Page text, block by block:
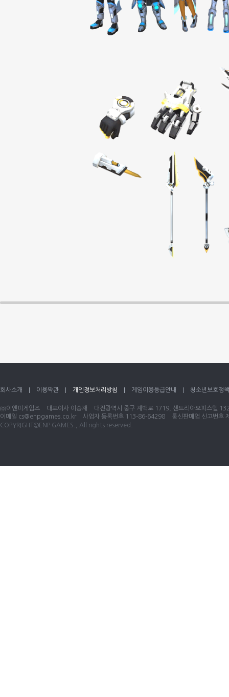
회사소개 이용약관 개인정보처리방침 게임이용등급안내 청소년보호정책
㈜이엔피게임즈 대표이사 이승재
대전광역시 중구 계백로 1719, 센트리아오피스텔
이메일 cs@enpgames.co.kr 사업자 등록번호 113-86-64298
통신판매업 신고번호
COPYRIGHT©ENP GAMES., All rights reserved.